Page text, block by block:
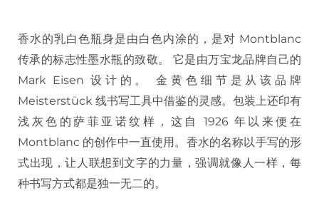
香水的乳白色瓶身是由白色内涂的，是对 Montblanc
传承的标志性墨水瓶的致敬。 它是由万宝龙品牌自己的
Mark Eisen 设计的。 金黄色细节是从该品牌
Meisterstück 线书写工具中借鉴的灵感。包装上还印有
浅灰色的萨菲亚诺纹样，这自 1926 年以来便在
Montblanc 的创作中一直使用。香水的名称以手写的形
式出现，让人联想到文字的力量，强调就像人一样，每
种书写方式都是独一无二的。